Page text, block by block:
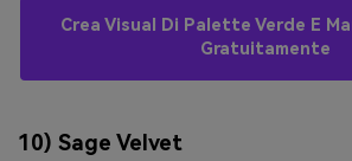
Crea Visual Di Palette Verde E
Gratuitamente
10) Sage Velvet